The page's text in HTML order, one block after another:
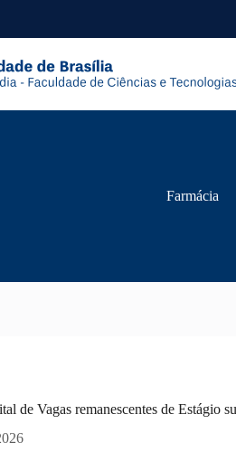
ferramentas
Farmácia
de Vagas remanescentes de Estágio